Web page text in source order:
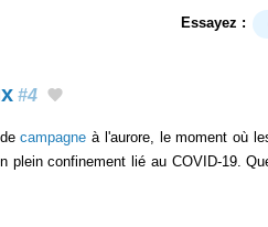
Essayez :
#4
decampagne à l'aurore, le moment où
plein confinement lié au COVID-19.